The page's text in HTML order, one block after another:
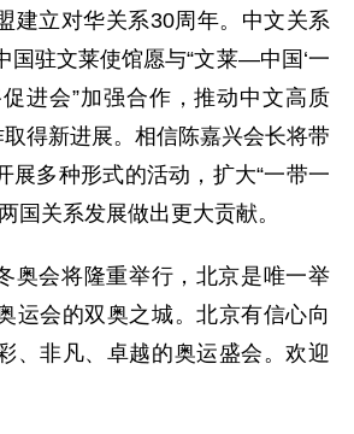
建立对华关系30周年。中文关系
国驻文莱使馆愿与“文莱—中国‘一
进会”加强合作，推动中文高质
取得新进展。相信陈嘉兴会长将带
展多种形式的活动，扩大“一带一
国关系发展做出更大贡献。
奥会将隆重举行，北京是唯一举
运会的双奥之城。北京有信心向
、非凡、卓越的奥运盛会。欢迎